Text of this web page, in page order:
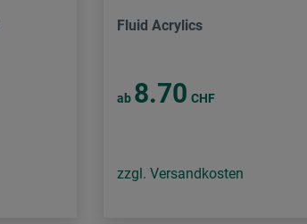
Fluid Acrylics
ab 8.70 CHF
zzgl. Versandkosten